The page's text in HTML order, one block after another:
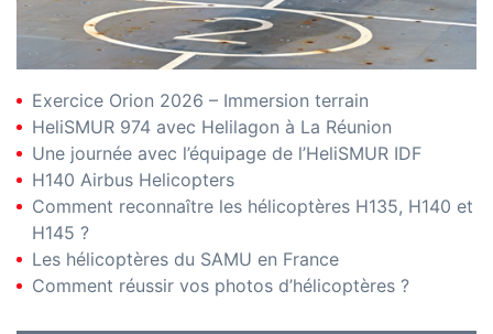
Exercice Orion 2026 – Immersion terrain
HeliSMUR 974 avec Helilagon à La Réunion
Une journée avec l’équipage de l’HeliSMUR IDF
H140 Airbus Helicopters
Comment reconnaître les hélicoptères H135, H140 et
H145 ?
Les hélicoptères du SAMU en France
Comment réussir vos photos d’hélicoptères ?